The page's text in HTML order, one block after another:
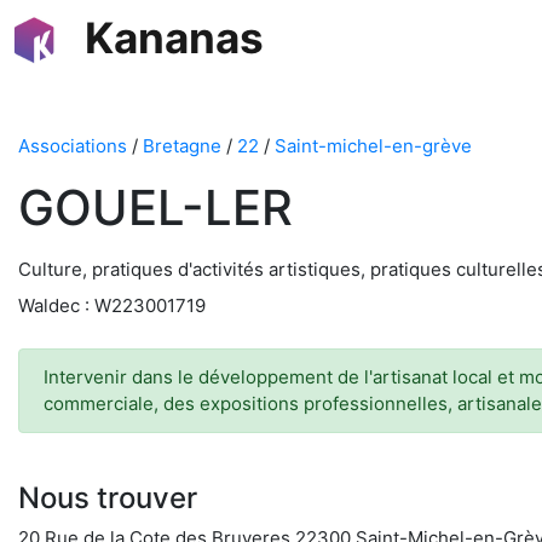
Kananas
Associations / Bretagne / 22 / Saint-michel-en-grève
GOUEL-LER
Culture, pratiques d'activités artistiques, pratiques
Waldec : W223001719
Intervenir dans le développement de l'artisanat local et
commerciale, des expositions professionnelles,
Nous trouver